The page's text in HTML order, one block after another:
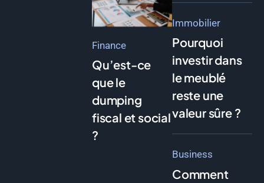
Finance
Qu’est-ce
que le
dumping
fiscal et social
?
Immobilier
Pourquoi
investir dans
le meublé
reste une
valeur sûre ?
Business
Comment